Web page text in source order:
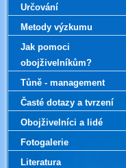
Určování
Metody výzkumu
Jak pomoci
obojživelníkům?
Tůně - management
Časté dotazy a tvrzení
Obojživelníci a lidé
Fotogalerie
Literatura